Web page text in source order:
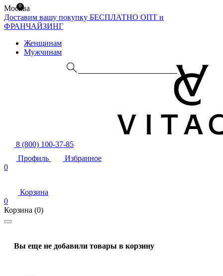
Москва
Доставим вашу покупку БЕСПЛАТНО ОПТ и
ФРАНЧАЙЗИНГ
Женщинам
Мужчинам
8 (800) 100-37-85
Профиль
Избранное
0
Корзина
0
Корзина (0)
Вы еще не добавили товары в корзину
0